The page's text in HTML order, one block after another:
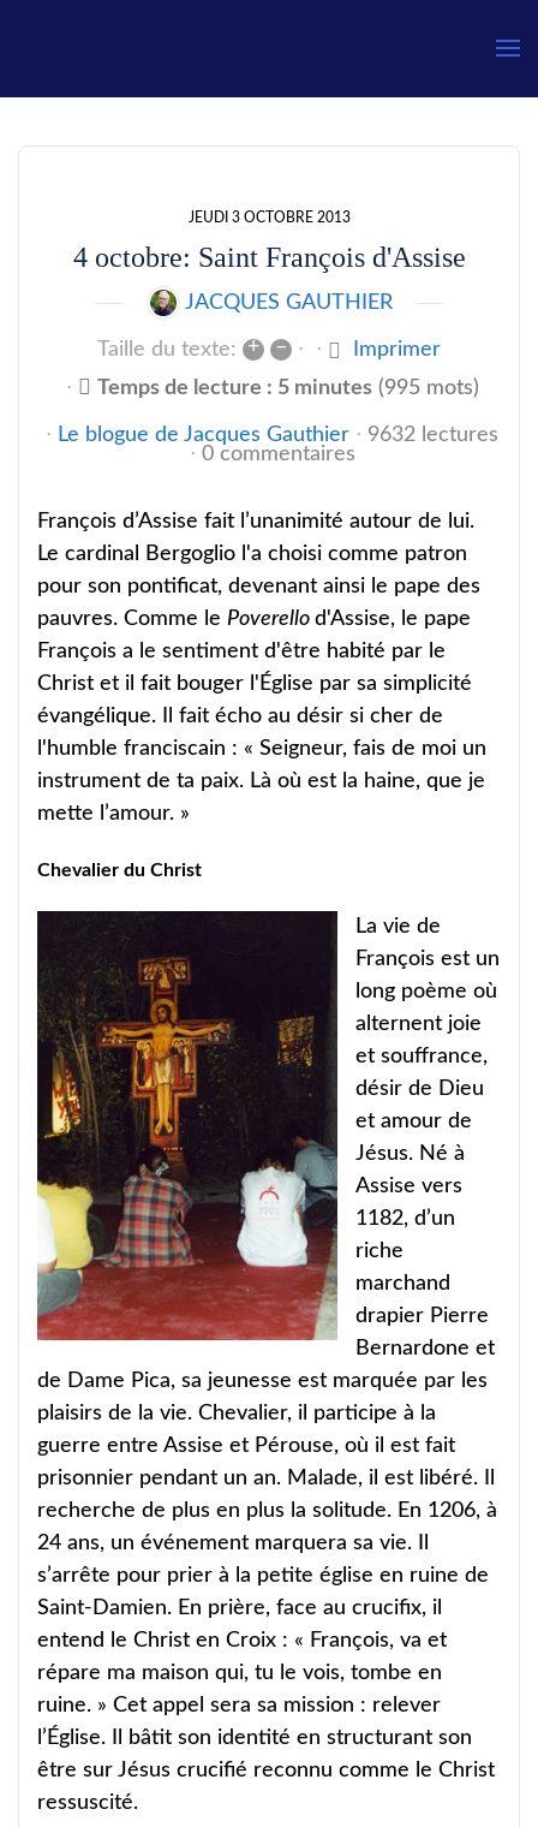
JEUDI 3 OCTOBRE 2013
4 octobre: Saint François d'Assise
JACQUES GAUTHIER
Taille du texte: + –
Imprimer
Temps de lecture : 5 minutes (995 mots)
Le blogue de Jacques Gauthier
9632 lectures
0 commentaires
François d’Assise fait l’unanimité autour de lui.
Le cardinal Bergoglio l'a choisi comme patron
pour son pontificat, devenant ainsi le pape des
pauvres. Comme le Poverello d'Assise, le pape
François a le sentiment d'être habité par le
Christ et il fait bouger l'Église par sa simplicité
évangélique. Il fait écho au désir si cher de
l'humble franciscain : « Seigneur, fais de moi un
instrument de ta paix. Là où est la haine, que je
mette l’amour. »
Chevalier du Christ
La vie de
François est un
long poème où
alternent joie
et souffrance,
désir de Dieu
et amour de
Jésus. Né à
Assise vers
1182, d’un
riche
marchand
drapier Pierre
Bernardone et
de Dame Pica, sa jeunesse est marquée par les
plaisirs de la vie. Chevalier, il participe à la
guerre entre Assise et Pérouse, où il est fait
prisonnier pendant un an. Malade, il est libéré. Il
recherche de plus en plus la solitude. En 1206, à
24 ans, un événement marquera sa vie. Il
s’arrête pour prier à la petite église en ruine de
Saint-Damien. En prière, face au crucifix, il
entend le Christ en Croix : « François, va et
répare ma maison qui, tu le vois, tombe en
ruine. » Cet appel sera sa mission : relever
l’Église. Il bâtit son identité en structurant son
être sur Jésus crucifié reconnu comme le Christ
ressuscité.